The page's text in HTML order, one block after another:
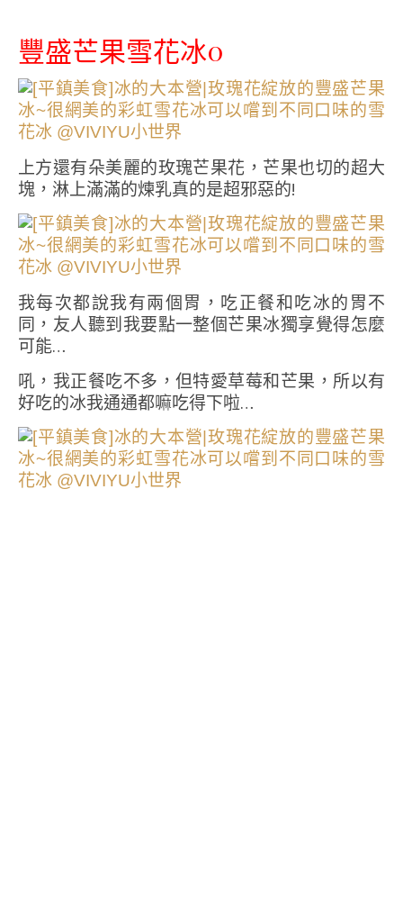
豐盛芒果雪花冰0
上方還有朵美麗的玫瑰芒果花，芒果也切的超大
塊，淋上滿滿的煉乳真的是超邪惡的!
我每次都說我有兩個胃，吃正餐和吃冰的胃不
同，友人聽到我要點一整個芒果冰獨享覺得怎麼
可能…
吼，我正餐吃不多，但特愛草莓和芒果，所以有
好吃的冰我通通都嘛吃得下啦…